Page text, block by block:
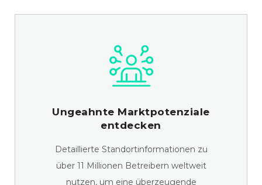
Ungeahnte Marktpotenziale
entdecken
Detaillierte Standortinformationen zu
über 11 Millionen Betreibern weltweit
nutzen, um eine überzeugende